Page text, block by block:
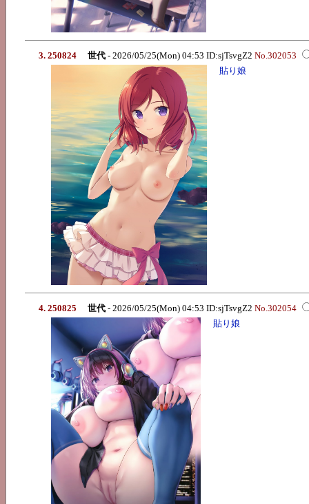
3. 250824 世代 - 2026/05/25(Mon) 04:53 ID:sjTsvgZ2 No.302053
貼り娘
4. 250825 世代 - 2026/05/25(Mon) 04:53 ID:sjTsvgZ2 No.302054
貼り娘